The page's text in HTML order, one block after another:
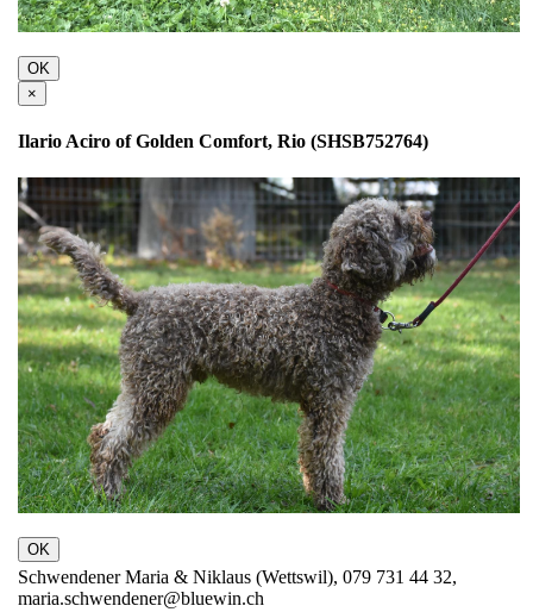
OK
×
Ilario Aciro of Golden Comfort, Rio (SHSB752764)
OK
Schwendener Maria & Niklaus (Wettswil), 079 731 44 32,
maria.schwendener@bluewin.ch